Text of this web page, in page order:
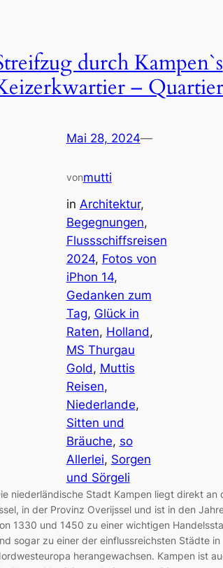
durch Kampen`s
– Quartier
Mai 28, 2024—
vonmutti
in Architektur
Begegnungen
Flussschiffsreisen
2024, Fotos von
iPhon 14
Gedanken zum
Tag, Glück in
Raten, Holland
MS Thurgau
Gold, Muttis
Reisen
Niederlande
Sitten und
Bräuche, so
Allerlei, Sorgen
und Sörgeli
niederländische Stadt Kampen liegt direkt an
in der Provinz Overijssel und ist in den
1330 und 1450 zu einer wichtigen
sogar zu einer der einflussreichsten Städte in
herangewachsen. Kampen ist